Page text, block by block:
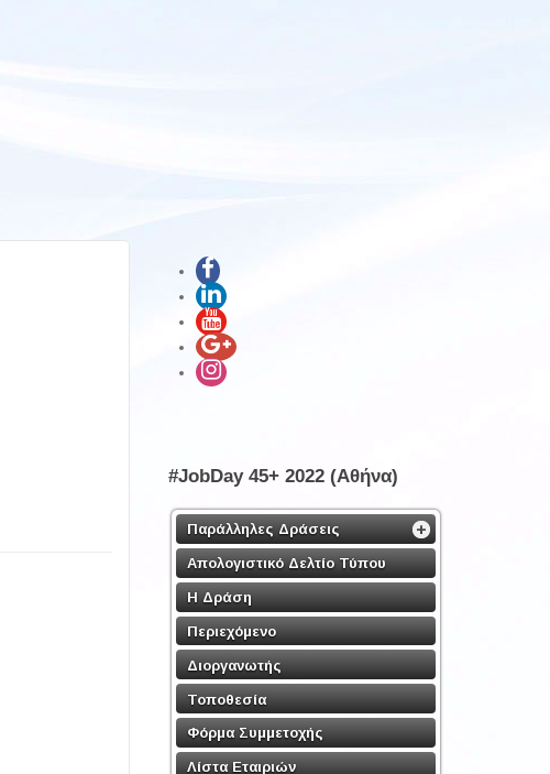
#JobDay 45+ 2022 (Αθήνα)
Παράλληλες Δράσεις
Απολογιστικό Δελτίο Τύπου
Η Δράση
Περιεχόμενο
Διοργανωτής
Τοποθεσία
Φόρμα Συμμετοχής
Λίστα Εταιριών